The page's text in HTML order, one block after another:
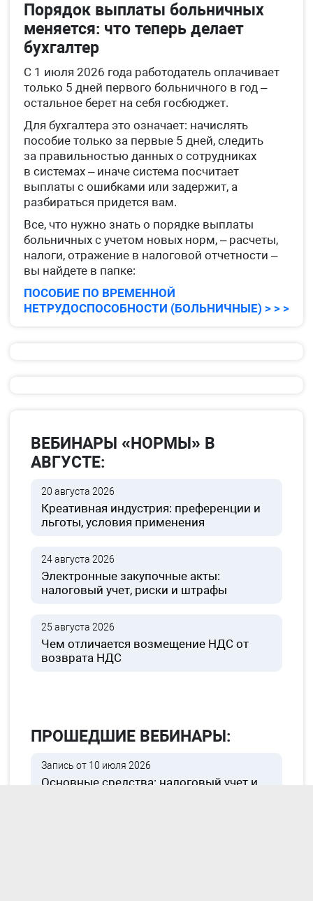
Порядок выплаты больничных
меняется: что теперь делает
бухгалтер
С 1 июля 2026 года работодатель оплачивает
только 5 дней первого больничного в год –
остальное берет на себя госбюджет.
Для бухгалтера это означает: начислять
пособие только за первые 5 дней, следить
за правильностью данных о сотрудниках
в системах – иначе система посчитает
выплаты с ошибками или задержит, а
разбираться придется вам.
Все, что нужно знать о порядке выплаты
больничных с учетом новых норм, – расчеты,
налоги, отражение в налоговой отчетности –
вы найдете в папке:
ПОСОБИЕ ПО ВРЕМЕННОЙ
НЕТРУДОСПОСОБНОСТИ (БОЛЬНИЧНЫЕ) > > >
ВЕБИНАРЫ «НОРМЫ» В
АВГУСТЕ:
20 августа 2026
Креативная индустрия: преференции и
льготы, условия применения
24 августа 2026
Электронные закупочные акты:
налоговый учет, риски и штрафы
25 августа 2026
Чем отличается возмещение НДС от
возврата НДС
ПРОШЕДШИЕ ВЕБИНАРЫ:
Запись от 10 июля 2026
Основные средства: налоговый учет и